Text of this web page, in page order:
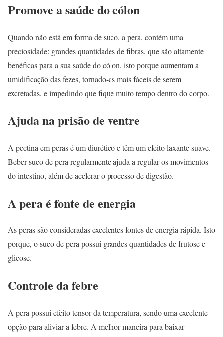
Promove a saúde do cólon
Quando não está em forma de suco, a pera, contém uma
preciosidade: grandes quantidades de fibras, que são altamente
benéficas para a sua saúde do cólon, isto porque aumentam a
umidificação das fezes, tornado-as mais fáceis de serem
excretadas, e impedindo que fique muito tempo dentro do corpo.
Ajuda na prisão de ventre
A pectina em peras é um diurético e têm um efeito laxante suave.
Beber suco de pera regularmente ajuda a regular os movimentos
do intestino, além de acelerar o processo de digestão.
A pera é fonte de energia
As peras são consideradas excelentes fontes de energia rápida. Isto
porque, o suco de pera possui grandes quantidades de frutose e
glicose.
Controle da febre
A pera possui efeito tensor da temperatura, sendo uma excelente
opção para aliviar a febre. A melhor maneira para baixar